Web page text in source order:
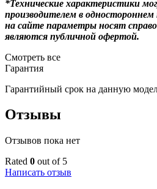
*Технические характеристики
производителем в
на сайте параметры носят
являются публичной офертой.
Смотреть все
Гарантия
Гарантийный срок на данную
Отзывы
Отзывов пока нет
Rated 0 out of 5
Написать отзыв